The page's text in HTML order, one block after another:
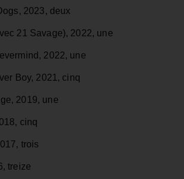
2023, deux
21 Savage), 2022, une
2022, une
Boy, 2021, cinq
2019, une
cinq
trois
treize